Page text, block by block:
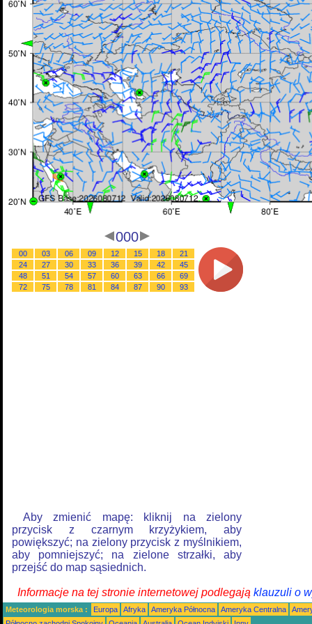
000
00 03 06 09 12 15 18
21
24
27 30 33 36 39 42
45
48
51 54 57 60 63 66
69
72
75 78 81 84 87 90 93
Aby zmienić mapę: kliknij na zielony
przycisk z czarnym krzyżykiem, aby
powiększyć; na zielony przycisk z myślnikiem,
aby pomniejszyć; na zielone strzałki, aby
przejść do map sąsiednich.
Informacje na tej stronie internetowej podlegają klauzuli o
Meteorologia morska : Europa Afryka Ameryka Północna Ameryka Centralna